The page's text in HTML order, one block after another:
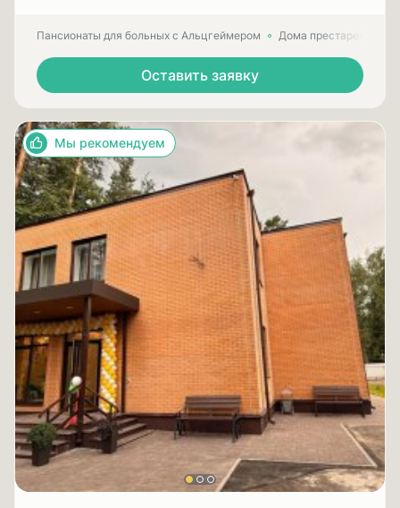
Пансионаты для больных с Альцгеймером Дома престарелых
Оставить заявку
Мы рекомендуем